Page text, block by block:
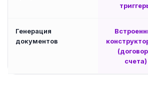
Генерация
документов
счета)